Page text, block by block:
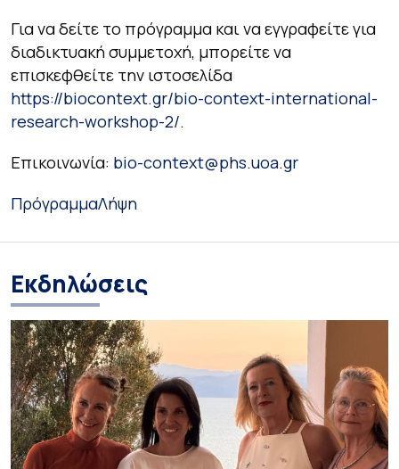
Για να δείτε το πρόγραμμα και να εγγραφείτε για
διαδικτυακή συμμετοχή, μπορείτε να
επισκεφθείτε την ιστοσελίδα
https://biocontext.gr/bio-context-international-
research-workshop-2/.
Επικοινωνία: bio-context@phs.uoa.gr
ΠρόγραμμαΛήψη
Εκδηλώσεις